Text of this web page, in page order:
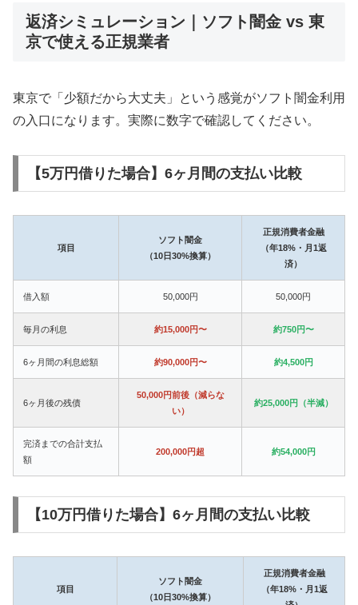
返済シミュレーション｜ソフト闇金 vs 東
京で使える正規業者
東京で「少額だから大丈夫」という感覚がソフト闇金利用
の入口になります。実際に数字で確認してください。
【5万円借りた場合】6ヶ月間の支払い比較
項目
ソフト闇金
（10日30%換算）
正規消費者金融
（年18%・月1返
済）
借入額 50,000円 50,000円
毎月の利息 約15,000円〜 約750円〜
6ヶ月間の利息総額 約90,000円〜 約4,500円
6ヶ月後の残債
50,000円前後（減らな
い）
約25,000円（半減）
完済までの合計支払
額
200,000円超 約54,000円
【10万円借りた場合】6ヶ月間の支払い比較
項目
ソフト闇金
（10日30%換算）
正規消費者金融
（年18%・月1返